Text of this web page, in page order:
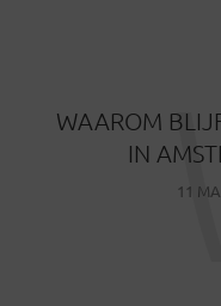
WAAROM
IN
11